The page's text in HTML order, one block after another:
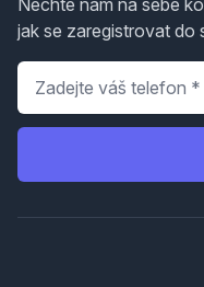
Nechte nám na sebe
jak se zaregistrovat do
Telefon